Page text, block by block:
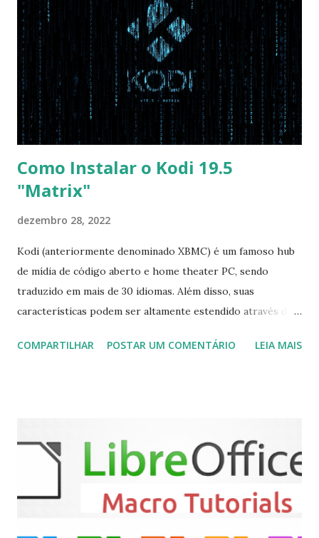
Disabled OS Mode Selection -> UEFI and CSM OS (Essa
opção garante boot com Win e Linux) Boot > Boot Priority
Order USB HDD: SATA CD: SATA HDD: Essa ordem de boot
vai garantir que ele tente primeiro o boot pela USB, depois
pelo CD e por último no HD. Apenas as opções acima são
as necessá...
Como Instalar o Kodi 19.5
"Matrix"
dezembro 28, 2022
Kodi (anteriormente denominado XBMC) é um famoso hub
de mídia de código aberto e home theater PC, sendo
traduzido em mais de 30 idiomas. Além disso, suas
características podem ser altamente estendido através de
(personal video recorder). A versão final do Kodi 19.5
sudo apt-get install kodi Use o comando a seguir para
instalar codecs de áudio e outros complementos,
executando: $ sudo apt-get install --install-suggests
kodi Para remover, execute: $ sudo apt-get remove
COMPARTILHAR POSTAR UM COMENTÁRIO LEIA MAIS